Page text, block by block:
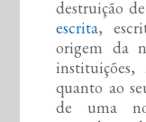
destruição
escrita,
origem da
quanto ao
de uma